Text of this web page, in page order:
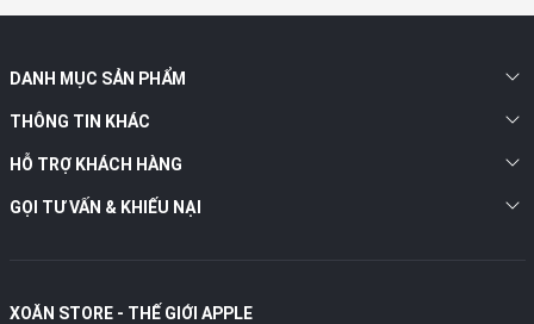
DANH MỤC SẢN PHẨM
THÔNG TIN KHÁC
HỖ TRỢ KHÁCH HÀNG
GỌI TƯ VẤN & KHIẾU NẠI
XOĂN STORE - THẾ GIỚI APPLE